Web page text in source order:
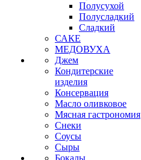
Полусухой
Полусладкий
Сладкий
САКЕ
МЕДОВУХА
Джем
Кондитерские
изделия
Консервация
Масло оливковое
Мясная гастрономия
Снеки
Соусы
Сыры
Бокалы